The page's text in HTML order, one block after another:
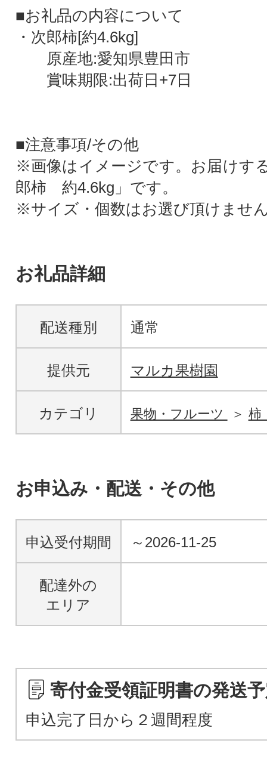
■お礼品の内容について
・次郎柿[約4.6kg]
原産地:愛知県豊田市
賞味期限:出荷日+7日
■注意事項/その他
※画像はイメージです。お届けす
郎柿 約4.6kg」です。
※サイズ・個数はお選び頂けませ
お礼品詳細
配送種別 通常
提供元 マルカ果樹園
カテゴリ 果物・フルーツ 柿
お申込み・配送・その他
申込受付期間 ～2026-11-25
配達外の
エリア
寄付金受領証明書の発送
申込完了日から２週間程度